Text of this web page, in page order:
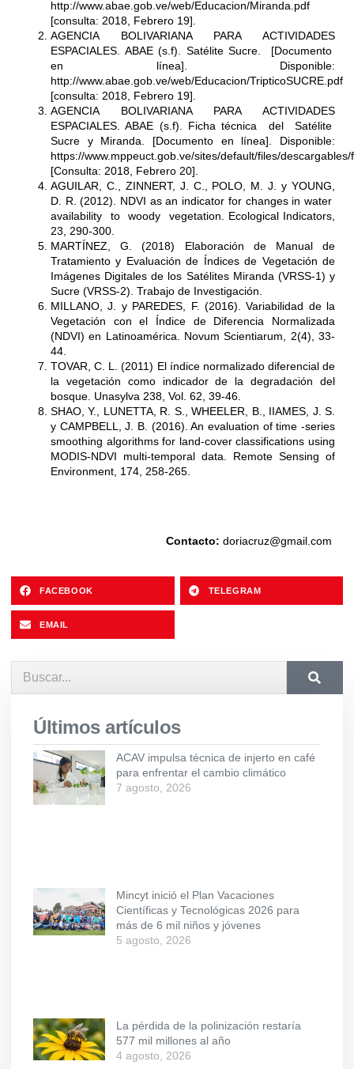
http://www.abae.gob.ve/web/Educacion/Miranda.pdf
[consulta: 2018, Febrero 19].
AGENCIA BOLIVARIANA PARA ACTIVIDADES
ESPACIALES. ABAE (s.f). Satélite Sucre. [Documento
en línea]. Disponible:
http://www.abae.gob.ve/web/Educacion/TripticoSUCRE.pdf
[consulta: 2018, Febrero 19].
AGENCIA BOLIVARIANA PARA ACTIVIDADES
ESPACIALES. ABAE (s.f). Ficha técnica del Satélite
Sucre y Miranda. [Documento en línea]. Disponible:
https://www.mppeuct.gob.ve/sites/default/files/
[Consulta: 2018, Febrero 20].
AGUILAR, C., ZINNERT, J. C., POLO, M. J. y YOUNG,
D. R. (2012). NDVI as an indicator for changes in water
availability to woody vegetation. Ecological Indicators,
23, 290-300.
MARTÍNEZ, G. (2018) Elaboración de Manual de
Tratamiento y Evaluación de Índices de Vegetación de
Imágenes Digitales de los Satélites Miranda (VRSS-1) y
Sucre (VRSS-2). Trabajo de Investigación.
MILLANO, J. y PAREDES, F. (2016). Variabilidad de la
Vegetación con el Índice de Diferencia Normalizada
(NDVI) en Latinoamérica. Novum Scientiarum, 2(4), 33-
44.
TOVAR, C. L. (2011) El índice normalizado diferencial de
la vegetación como indicador de la degradación del
bosque. Unasylva 238, Vol. 62, 39-46.
SHAO, Y., LUNETTA, R. S., WHEELER, B., IIAMES, J. S.
y CAMPBELL, J. B. (2016). An evaluation of time -series
smoothing algorithms for land-cover classifications using
MODIS-NDVI multi-temporal data. Remote Sensing of
Environment, 174, 258-265.
Contacto: doriacruz@gmail.com
FACEBOOK TELEGRAM
EMAIL
Últimos artículos
ACAV impulsa técnica de injerto en café
para enfrentar el cambio climático
7 agosto, 2026
Mincyt inició el Plan Vacaciones
Científicas y Tecnológicas 2026 para
más de 6 mil niños y jóvenes
5 agosto, 2026
La pérdida de la polinización restaría
577 mil millones al año
4 agosto, 2026